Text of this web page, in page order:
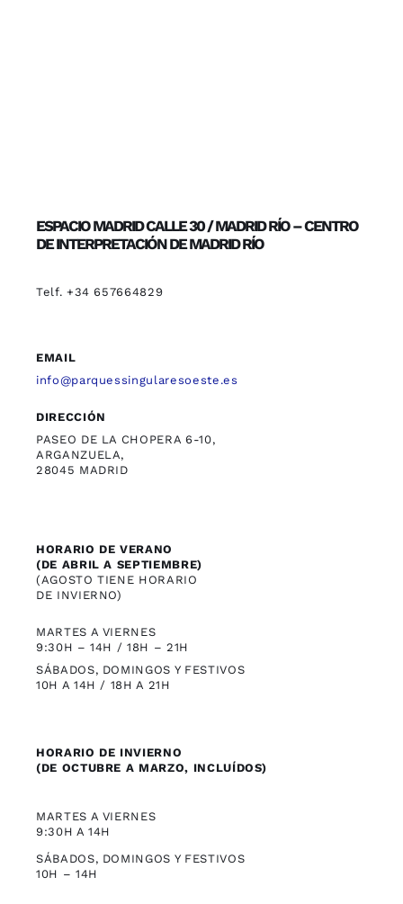
ESPACIO MADRID CALLE 30 / MADRID RÍO – CENTRO
DE INTERPRETACIÓN DE MADRID RÍO
Telf. +34 657664829
EMAIL
info@parquessingularesoeste.es
DIRECCIÓN
PASEO DE LA CHOPERA 6-10,
ARGANZUELA,
28045 MADRID
HORARIO DE VERANO
(DE ABRIL A SEPTIEMBRE)
(AGOSTO TIENE HORARIO
DE INVIERNO)
MARTES A VIERNES
9:30H – 14H / 18H – 21H
SÁBADOS, DOMINGOS Y FESTIVOS
10H A 14H / 18H A 21H
HORARIO DE INVIERNO
(DE OCTUBRE A MARZO, INCLUÍDOS)
MARTES A VIERNES
9:30H A 14H
SÁBADOS, DOMINGOS Y FESTIVOS
10H – 14H